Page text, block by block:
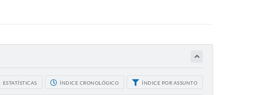
ESTATÍSTICAS ÍNDICE CRONOLÓGICO ÍNDICE POR ASSUNTO